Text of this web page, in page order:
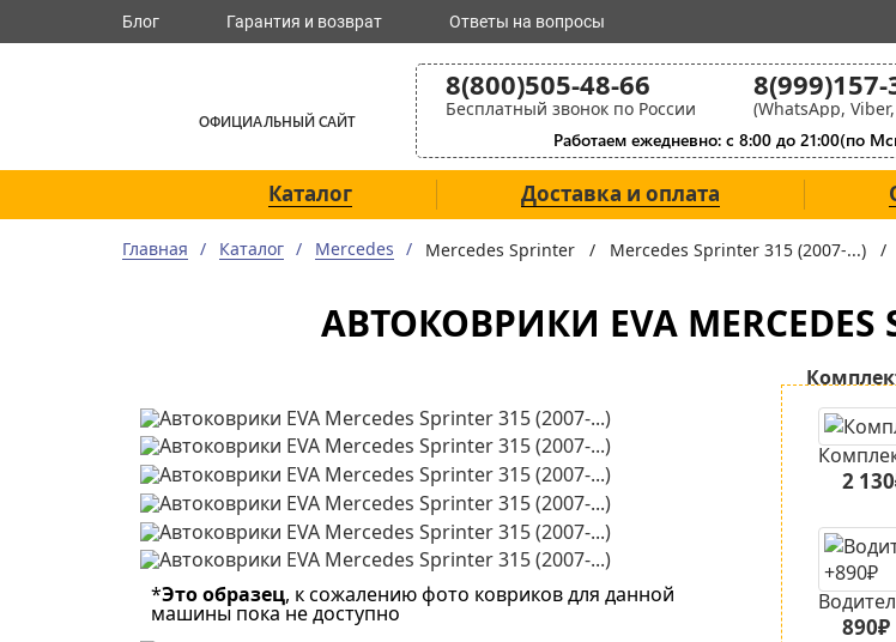
Блог Гарантия и возврат Ответы на вопросы
ОФИЦИАЛЬНЫЙ САЙТ
8(800)505-48-66
Бесплатный звонок по России
8(999)157-
(WhatsApp,
Работаем ежедневно: с 8:00 до 21:00(по
Каталог Доставка и оплата
Главная Каталог Mercedes Mercedes Sprinter / Mercedes Sprinter 315 (2007-...) /
АВТОКОВРИКИ EVA MERCEDES
*Это образец, к сожалению фото ковриков для данной
машины пока не доступно
2
890₽